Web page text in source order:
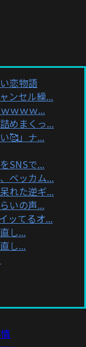
恋物語
ンセル繰...
ｗｗｗ...
めまくっ...
🥰」ナ...
SNSで...
ベッカム...
れた逆ギ...
いの声...
ッてるオ...
し...
し...